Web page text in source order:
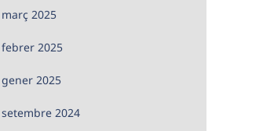
març 2025
febrer 2025
gener 2025
setembre 2024